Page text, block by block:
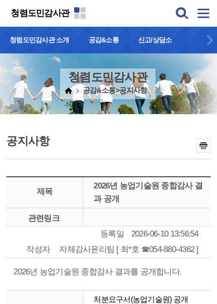
청렴도민감사관
청렴도민감사관 소개 공감&소통 신고/상담소
청렴도민감사관
공감&소통>공지사항
공지사항
제목
2026년 농업기술원 종합감사 결
과 공개
관련링크
등록일
2026-06-10 13:56:54
작성자
자체감사윤리팀 [ 최*호 ☎054-880-4362 ]
2026년 농업기술원 종합감사 결과를 공개합니다.
처분요구서(농업기술원) 공개